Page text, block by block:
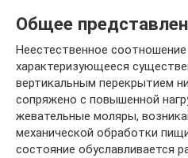
Общее
Неестественное соотношение
характеризующееся
вертикальным перекрытием
сопряжено с повышенной
жевательные моляры,
механической обработки
состояние обуславливается